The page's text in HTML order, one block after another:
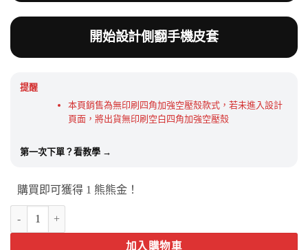
開始設計側翻手機皮套
提醒
本頁銷售為無印刷四角加強空壓殼款式，若未進入設計
頁面，將出貨無印刷空白四角加強空壓殼
第一次下單？看教學 →
購買即可獲得 1 熊熊金！
加入購物車